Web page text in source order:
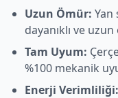
Uzun Ömür:
dayanıklı ve
Tam Uyum:
%100 mekanik
Enerji Verimliliği: